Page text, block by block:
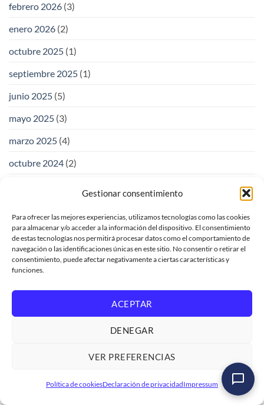
Gestionar consentimiento
Para ofrecer las mejores experiencias, utilizamos tecnologías como las cookies
para almacenar y/o acceder a la información del dispositivo. El consentimiento
de estas tecnologías nos permitirá procesar datos como el comportamiento de
navegación o las identificaciones únicas en este sitio. No consentir o retirar el
consentimiento, puede afectar negativamente a ciertas características y
funciones.
ACEPTAR
DENEGAR
VER PREFERENCIAS
Política de cookiesDeclaración de privacidadImpressum
febrero 2026 (3)
enero 2026 (2)
octubre 2025 (1)
septiembre 2025 (1)
junio 2025 (5)
mayo 2025 (3)
marzo 2025 (4)
octubre 2024 (2)
julio 2024(2)
junio 2024(2)
mayo 2024
marzo 2024(1)
octubre 2023(1)
Máster en Desarrollo y Modelado Avanzado de Datos
en SAP HANA Cloud